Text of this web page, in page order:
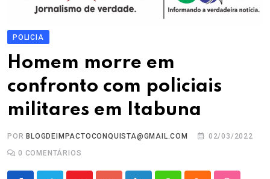
POLICIA
Homem morre em
confronto com policiais
militares em Itabuna
POR BLOGDEIMPACTOCONQUISTA@GMAIL.COM
02/03/2022
0 COMENTÁRIOS